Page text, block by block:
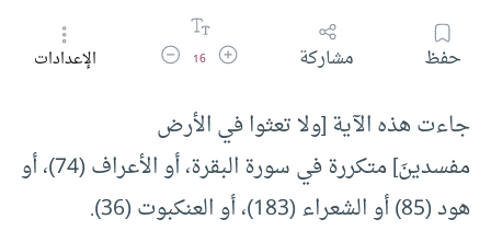
حفظ مشاركة زيادة حجم الخط
16 تقليل حجم الخطالإعدادات
جاءت هذه الآية [‌ولا ‌تعثوا ‌في ‌الأرض
مفسدينَ] متكررة في سورة البقرة، أو الأعراف (74)، أو
هود (85) أو الشعراء (183)، أو العنكبوت (36).